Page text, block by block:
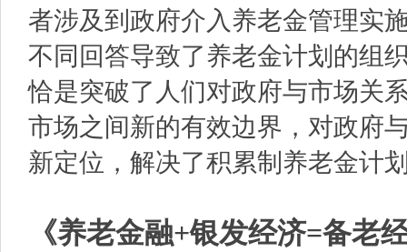
者涉及到政府介入养老金管理实
不同回答导致了养老金计划的组
恰是突破了人们对政府与市场关
市场之间新的有效边界，对政府
新定位，解决了积累制养老金计
《养老金融+银发经济=备老